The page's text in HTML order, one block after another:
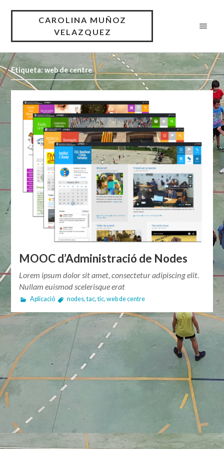
CAROLINA MUÑOZ
VELAZQUEZ
Etiqueta: web de centre
MOOC d’Administració de Nodes
Lorem ipsum dolor sit amet, consectetur adipiscing elit.
Nullam euismod scelerisque erat
Aplicació nodes,tac,tic, web de centre